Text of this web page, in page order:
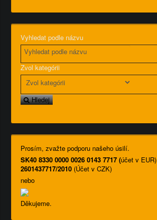
Vyhledat podle názvu
Zvol kategórii
Hledej
Prosím, zvažte podporu našeho úsilí.
SK40 8330 0000 0026 0143 7717 (účet v EUR)
2601437717/2010 (Účet v CZK)
nebo
Děkujeme.